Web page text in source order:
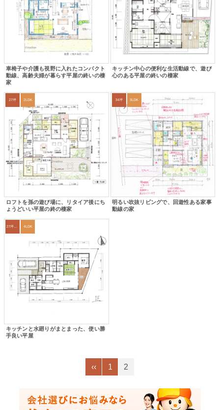
車椅子や介護も視野に入れたコンパクト
動線、高齢夫婦が暮らす平屋の終いの棲
家
キッチン中心の便利な生活動線で、遊び
心のある平屋の終いの棲家
27坪 2LDK
ロフトを孫の遊び場に、リタイア後にち
ょうどいい平屋の終の棲家
34坪 3LDK
明るい吹抜リビングで、回遊性ある家事
動線の家
4LDK
キッチンと水廻りがまとまった、使い勝
手良い平屋
‹‹ 1 2